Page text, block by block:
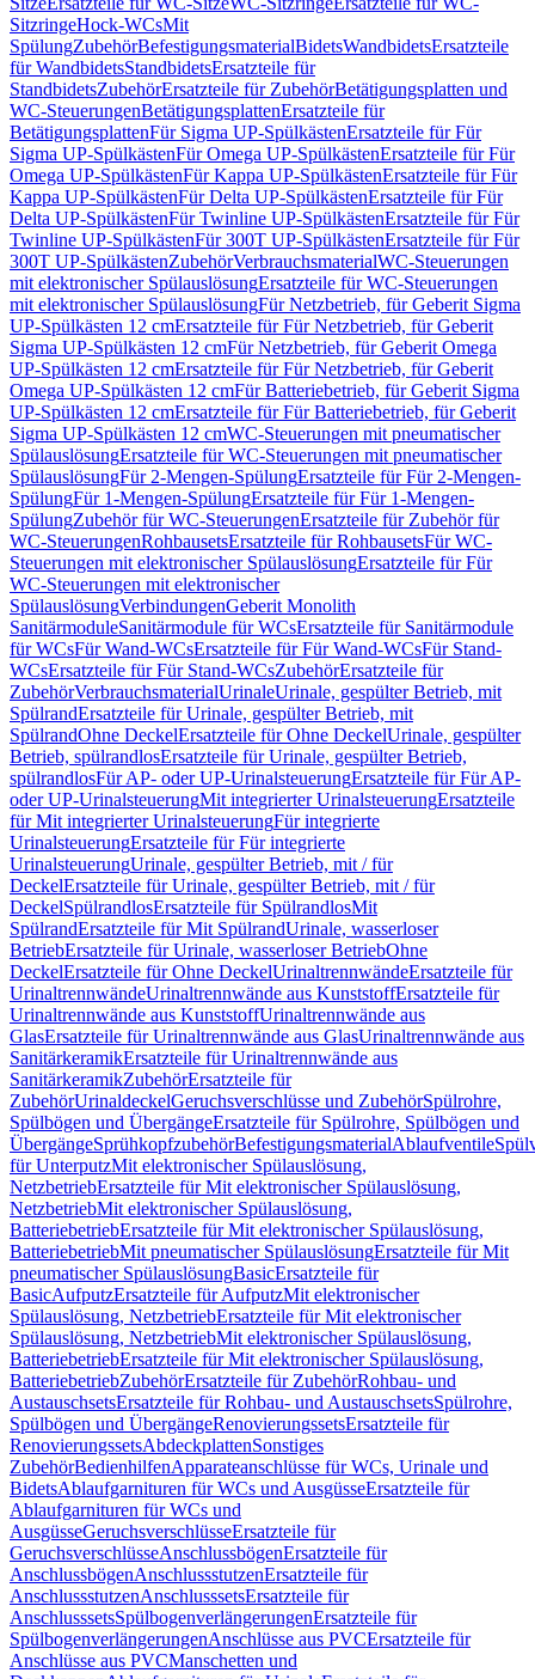
SitzringeHock-WCsMit
SpülungZubehörBefestigungsmaterialBidetsWandbidetsErsatzteile
für WandbidetsStandbidetsErsatzteile für
StandbidetsZubehörErsatzteile für ZubehörBetätigungsplatten und
WC-SteuerungenBetätigungsplattenErsatzteile für
BetätigungsplattenFür Sigma UP-SpülkästenErsatzteile für Für
Sigma UP-SpülkästenFür Omega UP-SpülkästenErsatzteile für Für
Omega UP-SpülkästenFür Kappa UP-SpülkästenErsatzteile für Für
Kappa UP-SpülkästenFür Delta UP-SpülkästenErsatzteile für Für
Delta UP-SpülkästenFür Twinline UP-SpülkästenErsatzteile für Für
Twinline UP-SpülkästenFür 300T UP-SpülkästenErsatzteile für Für
300T UP-SpülkästenZubehörVerbrauchsmaterialWC-Steuerungen
mit elektronischer SpülauslösungErsatzteile für WC-Steuerungen
mit elektronischer SpülauslösungFür Netzbetrieb, für Geberit Sigma
UP-Spülkästen 12 cmErsatzteile für Für Netzbetrieb, für Geberit
Sigma UP-Spülkästen 12 cmFür Netzbetrieb, für Geberit Omega
UP-Spülkästen 12 cmErsatzteile für Für Netzbetrieb, für Geberit
Omega UP-Spülkästen 12 cmFür Batteriebetrieb, für Geberit Sigma
UP-Spülkästen 12 cmErsatzteile für Für Batteriebetrieb, für Geberit
Sigma UP-Spülkästen 12 cmWC-Steuerungen mit pneumatischer
SpülauslösungErsatzteile für WC-Steuerungen mit pneumatischer
SpülauslösungFür 2-Mengen-SpülungErsatzteile für Für 2-Mengen-
SpülungFür 1-Mengen-SpülungErsatzteile für Für 1-Mengen-
SpülungZubehör für WC-SteuerungenErsatzteile für Zubehör für
WC-SteuerungenRohbausetsErsatzteile für RohbausetsFür WC-
Steuerungen mit elektronischer SpülauslösungErsatzteile für Für
WC-Steuerungen mit elektronischer
SpülauslösungVerbindungenGeberit Monolith
SanitärmoduleSanitärmodule für WCsErsatzteile für Sanitärmodule
für WCsFür Wand-WCsErsatzteile für Für Wand-WCsFür Stand-
WCsErsatzteile für Für Stand-WCsZubehörErsatzteile für
ZubehörVerbrauchsmaterialUrinaleUrinale, gespülter Betrieb, mit
SpülrandErsatzteile für Urinale, gespülter Betrieb, mit
SpülrandOhne DeckelErsatzteile für Ohne DeckelUrinale, gespülter
Betrieb, spülrandlosErsatzteile für Urinale, gespülter Betrieb,
spülrandlosFür AP- oder UP-UrinalsteuerungErsatzteile für Für AP-
oder UP-UrinalsteuerungMit integrierter UrinalsteuerungErsatzteile
für Mit integrierter UrinalsteuerungFür integrierte
UrinalsteuerungErsatzteile für Für integrierte
UrinalsteuerungUrinale, gespülter Betrieb, mit / für
DeckelErsatzteile für Urinale, gespülter Betrieb, mit / für
DeckelSpülrandlosErsatzteile für SpülrandlosMit
SpülrandErsatzteile für Mit SpülrandUrinale, wasserloser
BetriebErsatzteile für Urinale, wasserloser BetriebOhne
DeckelErsatzteile für Ohne DeckelUrinaltrennwändeErsatzteile für
UrinaltrennwändeUrinaltrennwände aus KunststoffErsatzteile für
Urinaltrennwände aus KunststoffUrinaltrennwände aus
GlasErsatzteile für Urinaltrennwände aus GlasUrinaltrennwände aus
SanitärkeramikErsatzteile für Urinaltrennwände aus
SanitärkeramikZubehörErsatzteile für
ZubehörUrinaldeckelGeruchsverschlüsse und ZubehörSpülrohre,
Spülbögen und ÜbergängeErsatzteile für Spülrohre, Spülbögen und
ÜbergängeSprühkopfzubehörBefestigungsmaterialAblaufventile
für UnterputzMit elektronischer Spülauslösung,
NetzbetriebErsatzteile für Mit elektronischer Spülauslösung,
NetzbetriebMit elektronischer Spülauslösung,
BatteriebetriebErsatzteile für Mit elektronischer Spülauslösung,
BatteriebetriebMit pneumatischer SpülauslösungErsatzteile für Mit
pneumatischer SpülauslösungBasicErsatzteile für
BasicAufputzErsatzteile für AufputzMit elektronischer
Spülauslösung, NetzbetriebErsatzteile für Mit elektronischer
Spülauslösung, NetzbetriebMit elektronischer Spülauslösung,
BatteriebetriebErsatzteile für Mit elektronischer Spülauslösung,
BatteriebetriebZubehörErsatzteile für ZubehörRohbau- und
AustauschsetsErsatzteile für Rohbau- und AustauschsetsSpülrohre,
Spülbögen und ÜbergängeRenovierungssetsErsatzteile für
RenovierungssetsAbdeckplattenSonstiges
ZubehörBedienhilfenApparateanschlüsse für WCs, Urinale und
BidetsAblaufgarnituren für WCs und AusgüsseErsatzteile für
Ablaufgarnituren für WCs und
AusgüsseGeruchsverschlüsseErsatzteile für
GeruchsverschlüsseAnschlussbögenErsatzteile für
AnschlussbögenAnschlussstutzenErsatzteile für
AnschlussstutzenAnschlusssetsErsatzteile für
AnschlusssetsSpülbogenverlängerungenErsatzteile für
SpülbogenverlängerungenAnschlüsse aus PVCErsatzteile für
Anschlüsse aus PVCManschetten und